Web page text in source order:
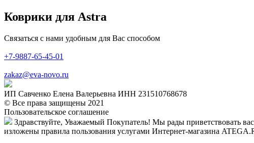
Коврики для Astra
Связаться с нами удобным для Вас способом
+7-9887-65-45-01
zakaz@eva-novo.ru
ИП Савченко Елена Валерьевна ИНН 231510768678
© Все права защищены 2021
Пользовательское соглашение
Здравствуйте, Уважаемый Покупатель! Мы рады приветствовать
изложены правила пользования услугами Интернет-магазина